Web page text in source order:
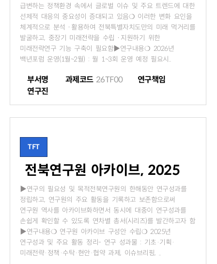
급변하는 정책환경 속에서 글로벌 이슈 및 주요 트렌드에 대한
선제적 대응의 중요성이 증대되고 있음❍ 이러한 변화 요인을
체계적으로 분석ㆍ활용하여 전북특별자치도만의 미래 먹거리를
발굴하고, 중장기 미래전략을 수립ㆍ지원하기 위한
미래전략연구 기능 구축이 필요함▶연구내용❍ 2026년
백년포럼 운영(1월~2월) : 월 1~3회 운영 예정 필요시..
부서명 과제코드 26TF00
연구책임
연구진
TFT
전북연구원 아카이브, 2025
▶연구의 필요성 및 목적전북연구원의 한해동안 연구성과를
정립하고, 연구원의 주요 활동을 기록하고 보존함으로써
연구원 역사를 아카이브화하면서 동시에 대중이 연구성과를
손쉽게 확인할 수 있도록 연차별 총서(시리즈)를 발간하고자 함
▶연구내용❍ 연구원 아카이브 구성안 수립❍ 2025년
연구성과 및 주요 활동 정리- 연구 성과물 : 기초·기획·
미래전략·정책·수탁·현안·협약 과제, 이슈브리핑, ..